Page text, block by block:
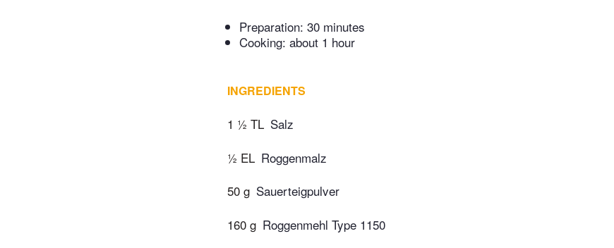
Preparation: 30 minutes
Cooking: about 1 hour
INGREDIENTS
1 ½ TL Salz
½ EL Roggenmalz
50 g Sauerteigpulver
160 g Roggenmehl Type 1150